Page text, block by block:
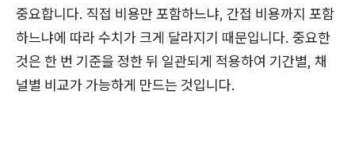
중요합니다. 직접 비용만 포함하느냐, 간접 비용까지 포함
하느냐에 따라 수치가 크게 달라지기 때문입니다. 중요한
것은 한 번 기준을 정한 뒤 일관되게 적용하여 기간별, 채
널별 비교가 가능하게 만드는 것입니다.